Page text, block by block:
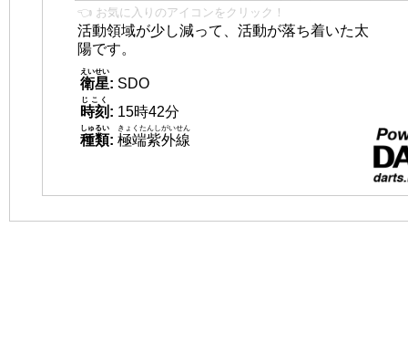
👈 お気に入りのアイコンをクリック！
活動領域が少し減って、活動が落ち着いた太
陽です。
衛星
えいせい
: SDO
時刻
じこく
: 15時42分
種類
しゅるい
: 極端紫外線
きょくたんしがいせん